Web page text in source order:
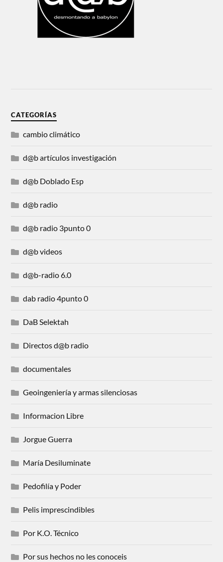
CATEGORÍAS
cambio climático
d@b artículos investigación
d@b Doblado Esp
d@b radio
d@b radio 3punto 0
d@b videos
d@b-radio 6.0
dab radio 4punto 0
DaB Selektah
Directos d@b radio
documentales
Geoingeniería y armas silenciosas
Informacion Libre
Jorgue Guerra
María Desiluminate
Pedofilía y Poder
Pelis imprescindibles
Por K.O. Técnico
Por sus hechos no les conoceis